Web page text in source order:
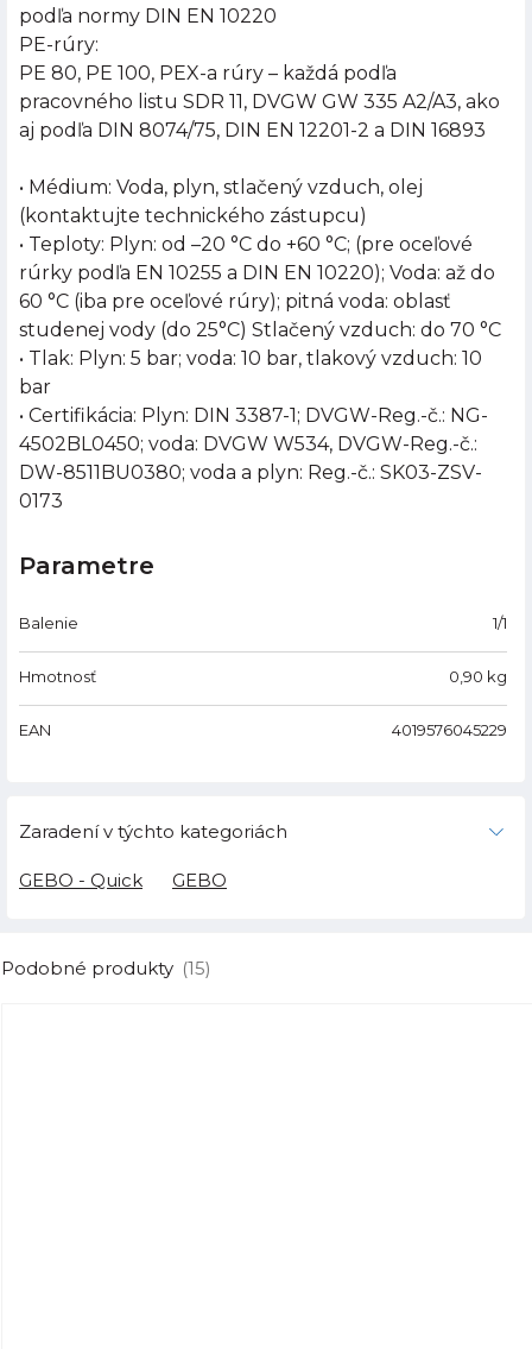
podľa normy DIN EN 10220
PE-rúry:
PE 80, PE 100, PEX-a rúry – každá podľa
pracovného listu SDR 11, DVGW GW 335 A2/A3, ako
aj podľa DIN 8074/75, DIN EN 12201-2 a DIN 16893
• Médium: Voda, plyn, stlačený vzduch, olej
(kontaktujte technického zástupcu)
• Teploty: Plyn: od –20 °C do +60 °C; (pre oceľové
rúrky podľa EN 10255 a DIN EN 10220); Voda: až do
60 °C (iba pre oceľové rúry); pitná voda: oblasť
studenej vody (do 25°C) Stlačený vzduch: do 70 °C
• Tlak: Plyn: 5 bar; voda: 10 bar, tlakový vzduch: 10
bar
• Certifikácia: Plyn: DIN 3387-1; DVGW-Reg.-č.: NG-
4502BL0450; voda: DVGW W534, DVGW-Reg.-č.:
DW-8511BU0380; voda a plyn: Reg.-č.: SK03-ZSV-
0173
Parametre
Balenie 1/1
Hmotnosť 0,90 kg
EAN 4019576045229
Zaradení v týchto kategoriách
GEBO - Quick GEBO
Podobné produkty (15)